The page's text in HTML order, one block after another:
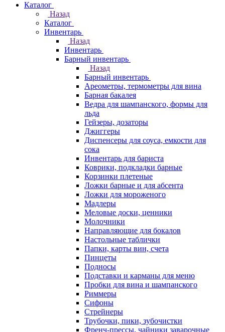
Каталог
Назад
Каталог
Инвентарь
Назад
Инвентарь
Барный инвентарь
Назад
Барный инвентарь
Ареометры, термометры для вина
Барная бакалея
Ведра для шампанского, формы для
льда
Гейзеры, дозаторы
Джиггеры
Диспенсеры для соуса, емкости для
сока
Инвентарь для бариста
Коврики, подкладки барные
Корзинки плетеные
Ложки барные и для абсента
Ложки для мороженого
Мадлеры
Меловые доски, ценники
Молочники
Направляющие для бокалов
Настольные таблички
Папки, карты вин, счета
Пинцеты
Подносы
Подставки и карманы для меню
Пробки для вина и шампанского
Риммеры
Сифоны
Стрейнеры
Трубочки, пики, зубочистки
Френч-прессы, чайники заварочные